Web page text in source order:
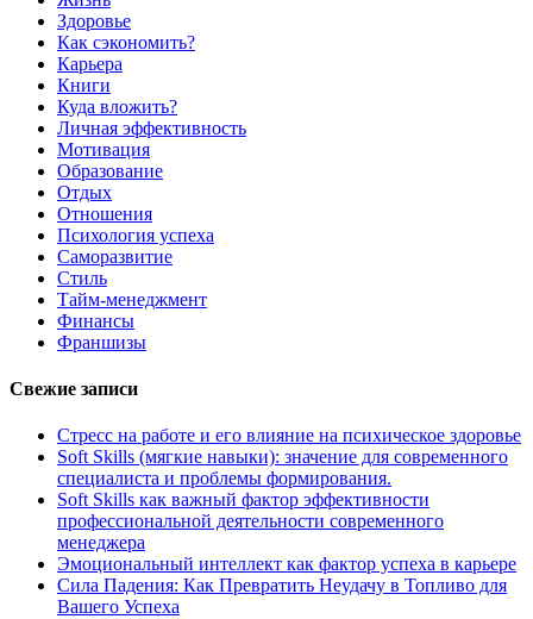
Здоровье
Как сэкономить?
Карьера
Книги
Куда вложить?
Личная эффективность
Мотивация
Образование
Отдых
Отношения
Психология успеха
Саморазвитие
Стиль
Тайм-менеджмент
Финансы
Франшизы
Свежие записи
Стресс на работе и его влияние на психическое здоровье
Soft Skills (мягкие навыки): значение для современного
специалиста и проблемы формирования.
Soft Skills как важный фактор эффективности
профессиональной деятельности современного
менеджера
Эмоциональный интеллект как фактор успеха в карьере
Сила Падения: Как Превратить Неудачу в Топливо для
Вашего Успеха